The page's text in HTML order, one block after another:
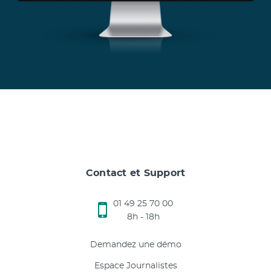
Contact et Support
01 49 25 70 00
8h - 18h
Demandez une démo
Espace Journalistes